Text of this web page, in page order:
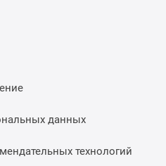
данных
технологий